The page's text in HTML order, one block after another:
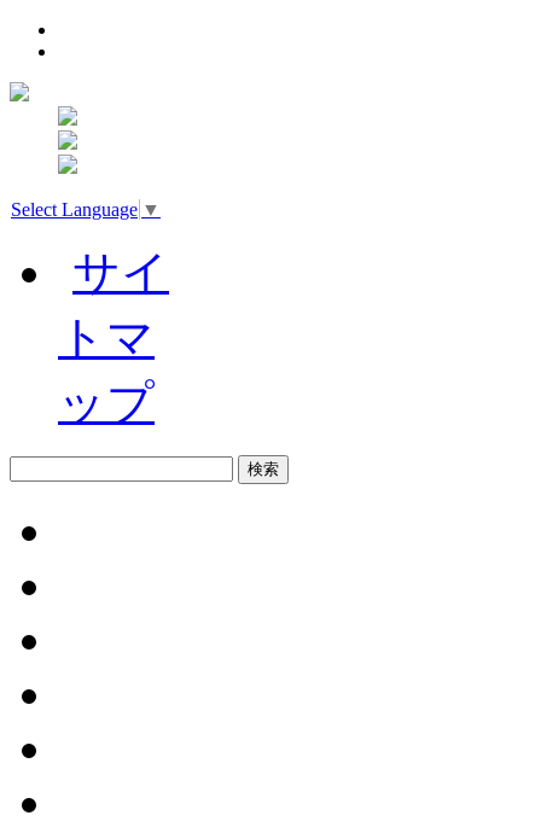
Select Language ▼
サイ
トマ
ップ